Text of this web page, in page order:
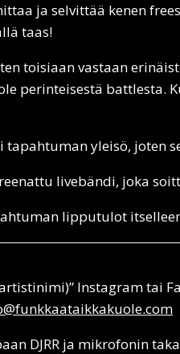
ja selvittää kenen
taas!
toisiaan vastaan
perinteisestä battlesta.
yleisö, joten
livebändi, joka
lipputulot
Instagram tai
DJRR ja mikrofonin